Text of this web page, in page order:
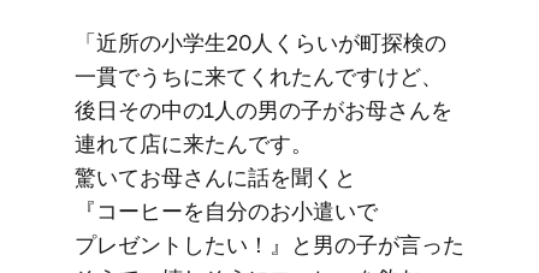
「近所の​小学生20人くらいが​町探検の​
一貫で​うちに​来てくれたんですけど、​
後日​その​中の​1人の​男の​子が​お母さんを​
連れて店に​来たんです。​
驚いてお母さんに​話を​聞くと​
『コーヒーを​自分の​お小遣いで​
プレゼントしたい！』と​男の​子が​言った​